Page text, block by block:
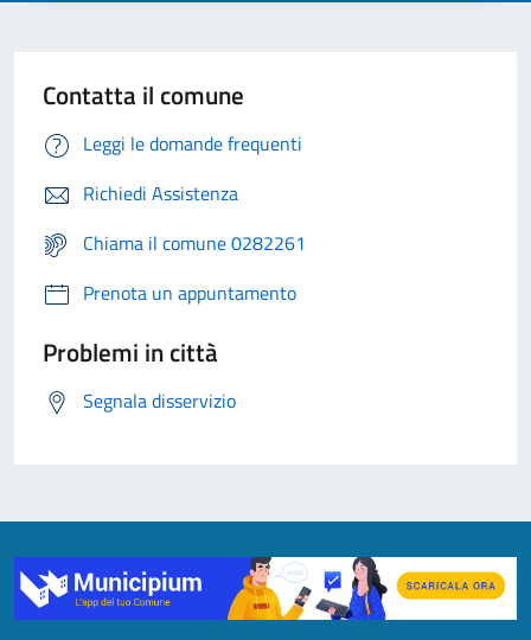
Contatta il comune
Leggi le domande frequenti
Richiedi Assistenza
Chiama il comune 0282261
Prenota un appuntamento
Problemi in città
Segnala disservizio